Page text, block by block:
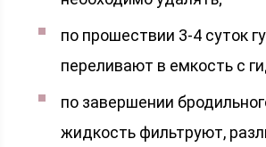
по прошествии 3-4 суток
переливают в емкость с
по завершении
жидкость фильтруют,